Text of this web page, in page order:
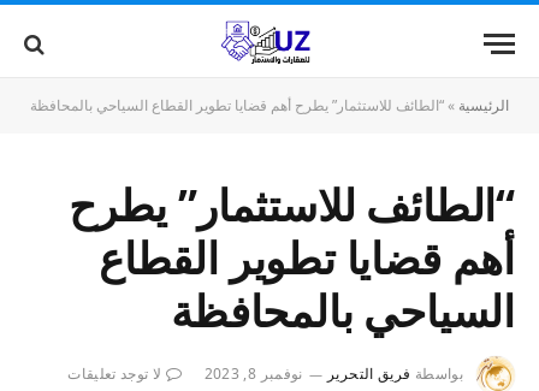
الرئيسية »“الطائف للاستثمار” يطرح أهم قضايا تطوير القطاع السياحي بالمحافظة
“الطائف للاستثمار” يطرح
أهم قضايا تطوير القطاع
السياحي بالمحافظة
بواسطة فريق التحرير نوفمبر 8, 2023
لا توجد تعليقات